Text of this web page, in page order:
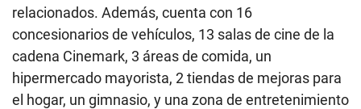
relacionados. Además, cuenta con 16
concesionarios de vehículos, 13 salas de cine de la
cadena Cinemark, 3 áreas de comida, un
hipermercado mayorista, 2 tiendas de mejoras para
el hogar, un gimnasio, y una zona de entretenimiento